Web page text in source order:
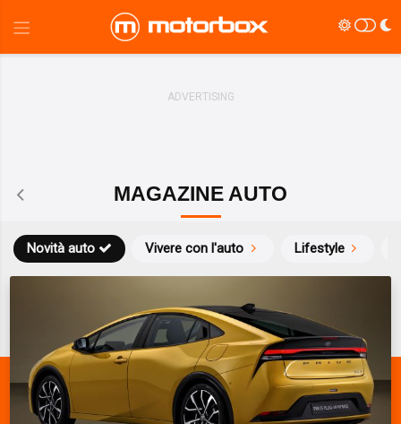
MAGAZINE AUTO
Novità auto Vivere con l'auto Lifestyle